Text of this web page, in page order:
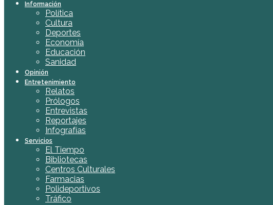
Información
Política
Cultura
Deportes
Economía
Educación
Sanidad
Opinión
Entretenimiento
Relatos
Prólogos
Entrevistas
Reportajes
Infografías
Servicios
El Tiempo
Bibliotecas
Centros Culturales
Farmacias
Polideportivos
Tráfico